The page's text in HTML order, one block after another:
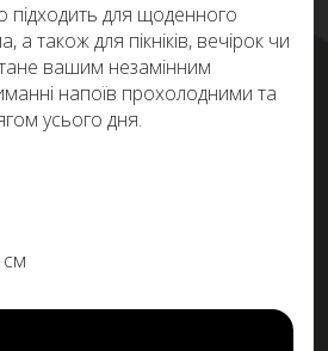
підходить для щоденного
також для пікніків, вечірок чи
вашим незамінним
напоїв прохолодними та
усього дня.
см